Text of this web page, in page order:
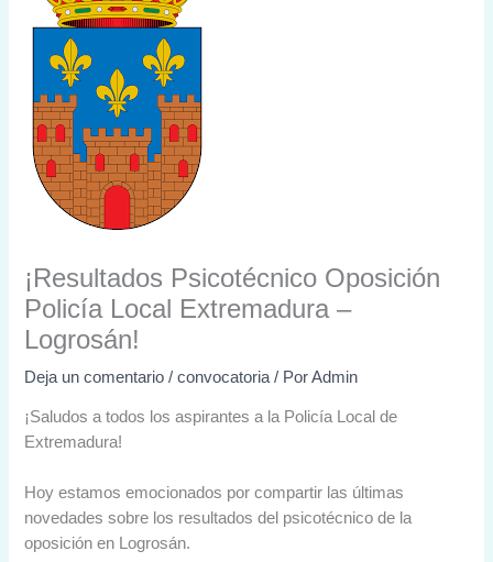
¡Resultados Psicotécnico Oposición
Policía Local Extremadura –
Logrosán!
Deja un comentario /convocatoria / PorAdmin
¡Saludos a todos los aspirantes a la Policía Local de
Extremadura!
Hoy estamos emocionados por compartir las últimas
novedades sobre los resultados del psicotécnico de la
oposición en Logrosán.